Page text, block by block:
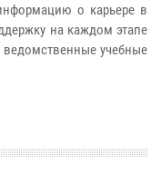
о карьере в
на каждом этапе
ведомственные учебные